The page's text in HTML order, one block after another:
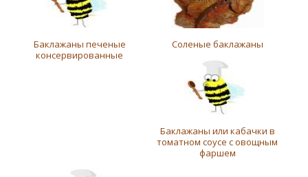
Баклажаны печеные
консервированные
Соленые баклажаны
Баклажаны или кабачки в
томатном соусе с овощным
фаршем